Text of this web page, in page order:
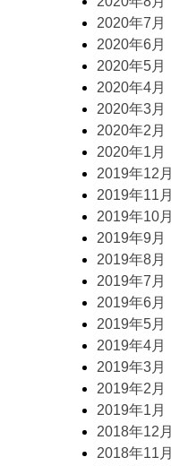
2020年7月
2020年6月
2020年5月
2020年4月
2020年3月
2020年2月
2020年1月
2019年12月
2019年11月
2019年10月
2019年9月
2019年8月
2019年7月
2019年6月
2019年5月
2019年4月
2019年3月
2019年2月
2019年1月
2018年12月
2018年11月